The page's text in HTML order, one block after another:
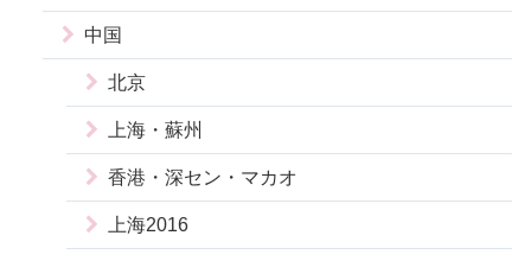
中国
北京
上海・蘇州
香港・深セン・マカオ
上海2016